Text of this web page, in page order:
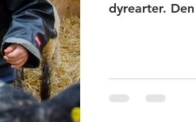
dyrearter.